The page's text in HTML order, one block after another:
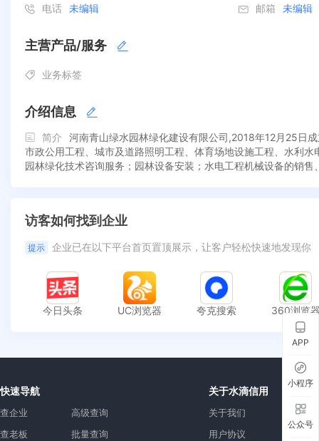
电话 未编辑 邮箱 未编辑
主营产品/服务
业务标签
介绍信息
简介
河南青山绿水园林绿化建设有限公司,2018年12月25日
市政公用工程、城市及道路照明工程、体育场地设施工程、水利
园林绿化技术咨询服务；园林设备安装；水电工程机械设备的销
访客如何找到企业
提示 企业已在以下平台首页置顶展示，让客户轻松快速地发现你
今日头条 UC浏览器 夸克搜索 360浏览
快速导航
查企业
查老板
高级查询
批量查询
关于水滴信用
关于我们
用户协议
APP
小程序
公众号